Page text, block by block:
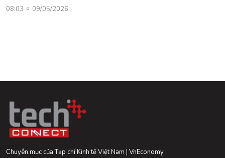
08:03 09/05/2026
Chuyên mục của Tạp chí Kinh tế Việt Nam | VnEconomy